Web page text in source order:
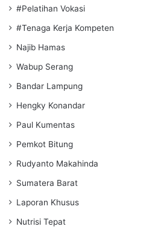
#Pelatihan Vokasi
#Tenaga Kerja Kompeten
Najib Hamas
Wabup Serang
Bandar Lampung
Hengky Konandar
Paul Kumentas
Pemkot Bitung
Rudyanto Makahinda
Sumatera Barat
Laporan Khusus
Nutrisi Tepat